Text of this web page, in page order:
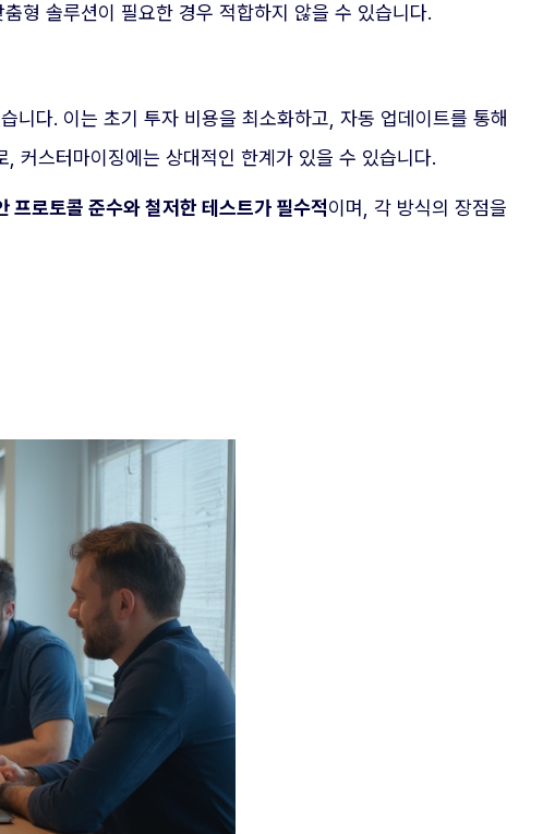
형 솔루션이 필요한 경우 적합하지 않을 수 있습니다.
다. 이는 초기 투자 비용을 최소화하고, 자동 업데이트를 통해
커스터마이징에는 상대적인 한계가 있을 수 있습니다.
프로토콜 준수와 철저한 테스트가 필수적이며, 각 방식의 장점을